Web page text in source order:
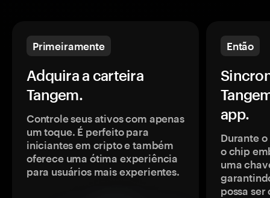
Primeiramente
Adquira a carteira
Tangem.
Controle seus ativos com apenas
um toque. É perfeito para
iniciantes em cripto e também
oferece uma ótima experiência
para usuários mais experientes.
Então
app.
Durante
o chip
uma
possa